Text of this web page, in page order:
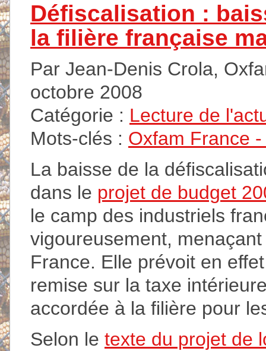
Défiscalisation :
la filière française
Par Jean-Denis Crola,
octobre 2008
Catégorie : Lecture de
Mots-clés : Oxfam France -
La baisse de la
dans le projet de budget
le camp des industriels
vigoureusement,
France. Elle prévoit en
remise sur la taxe
accordée à la filière pour
Selon le texte du projet de